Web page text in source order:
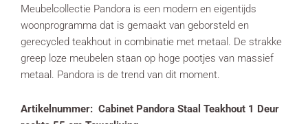
Meubelcollectie Pandora is een modern en eigentijds
woonprogramma dat is gemaakt van geborsteld en
gerecycled teakhout in combinatie met metaal. De strakke
greep loze meubelen staan op hoge pootjes van massief
metaal. Pandora is de trend van dit moment.
Artikelnummer: Cabinet Pandora Staal Teakhout 1 Deur